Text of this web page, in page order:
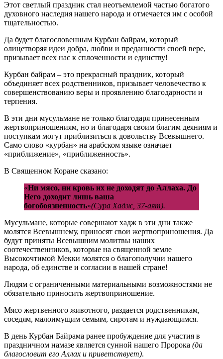
Этот светлый праздник стал неотъемлемой частью богатого
духовного наследия нашего народа и отмечается им с особой
тщательностью.
Да будет благословенным Курбан байрам, который
олицетворяя идеи добра, любви и преданности своей вере,
призывает всех нас к сплоченности и единству!
Курбан байрам – это прекрасный праздник, который
объединяет всех родственников, призывает человечество к
совершенствованию веры и проявлению благодарности и
терпения.
В эти дни мусульмане не только благодаря принесенным
жертвоприношениям, но и благодаря своим благим деяниям и
поступкам могут приблизиться к довольству Всевышнего.
Само слово «курбан» на арабском языке означает
«приближение», «приближенность».
В Священном Коране сказано:
«Ни мясо, ни кровь их не доходят до Аллаха. До
Него доходит лишь ваша
богобоязненность»(Сура Хадж, 37-аят).
Мусульмане, которые совершают хадж в эти дни также
молятся Всевышнему, приносят свои жертвоприношения. Да
будут приняты Всевышним молитвы наших
соотечественников, которые на священной земле
Высокочтимой Мекки молятся о благополучии нашего
народа, об единстве и согласии в нашей стране!
Людям с ограниченными материальными возможностями не
обязательно приносить жертвоприношение.
Мясо жертвенного животного, раздается родственникам,
соседям, малоимущим семьям, сиротам и нуждающимся.
В день Курбан Байрама ранее пробуждение для участия в
праздничном намазе является сунной нашего Пророка (да
благословит его Аллах и приветствует).